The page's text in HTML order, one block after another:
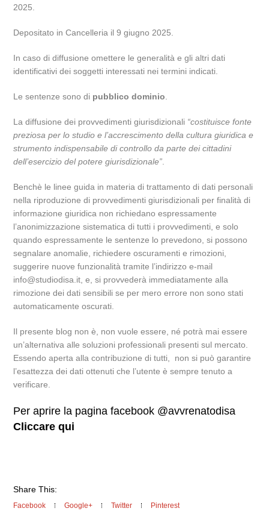
2025.
Depositato in Cancelleria il 9 giugno 2025.
In caso di diffusione omettere le generalità e gli altri dati
identificativi dei soggetti interessati nei termini indicati.
Le sentenze sono di pubblico dominio
La diffusione dei provvedimenti giurisdizionali “costituisce fonte
preziosa per lo studio e l’accrescimento della cultura giuridica e
strumento indispensabile di controllo da parte dei cittadini
dell’esercizio del potere giurisdizionale”
Benchè le linee guida in materia di trattamento di dati personali
nella riproduzione di provvedimenti giurisdizionali per finalità di
informazione giuridica non richiedano espressamente
l’anonimizzazione sistematica di tutti i provvedimenti, e solo
quando espressamente le sentenze lo prevedono, si possono
segnalare anomalie, richiedere oscuramenti e rimozioni,
suggerire nuove funzionalità tramite l’indirizzo e-mail
info@studiodisa.it, e, si provvederà immediatamente alla
rimozione dei dati sensibili se per mero errore non sono stati
automaticamente oscurati.
Il presente blog non è, non vuole essere, né potrà mai essere
un’alternativa alle soluzioni professionali presenti sul mercato.
Essendo aperta alla contribuzione di tutti, non si può garantire
l’esattezza dei dati ottenuti che l’utente è sempre tenuto a
verificare.
Per aprire la pagina facebook @avvrenatodisa
Cliccare qui
Share This:
Facebook Google+ Twitter Pinterest